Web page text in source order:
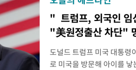
" 트럼프, 외국인 임
"美원정출산 차단"
도널드 트럼프 미국 대통령
로 미국을 방문해 아이를